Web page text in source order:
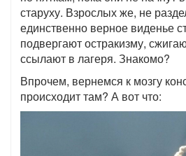
старуху. Взрослых же, не
единственно верное виденье
подвергают остракизму,
ссылают в лагеря. Знакомо?
Впрочем, вернемся к мозгу
происходит там? А вот что: